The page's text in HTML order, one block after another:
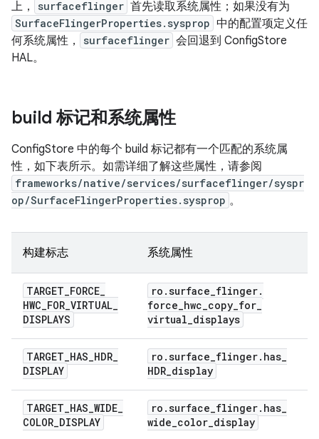
上，
surfaceflinger 首先读取系统属性；如果没有为
SurfaceFlingerProperties.sysprop 中的配置项定义任
何系统属性，
surfaceflinger 会回退到 ConfigStore
HAL。
build 标记和系统属性
ConfigStore 中的每个 build 标记都有一个匹配的系统属
性，如下表所示。如需详细了解这些属性，请参阅
frameworks/native/services/surfaceflinger/syspr
op/SurfaceFlingerProperties.sysprop 。
构建标志 系统属性
TARGET_FORCE_
HWC_FOR_VIRTUAL_
DISPLAYS
ro .surface_flinger.
force_hwc_copy_for_
virtual_displays
TARGET_HAS_HDR_
DISPLAY
ro .surface_flinger. has_
HDR_display
TARGET_HAS_WIDE_
COLOR_DISPLAY
ro .surface_flinger. has_
wide_color_display